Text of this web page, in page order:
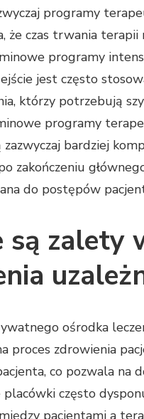
programy
że czas trwania
programy
jest często
którzy potrzebują
programy
zazwyczaj bardziej
zakończeniu
do postępów
są
ośrodka
proces zdrowienia
co pozwala na
często
pacjentami a